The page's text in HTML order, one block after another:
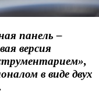
панель –
версия
в виде двух